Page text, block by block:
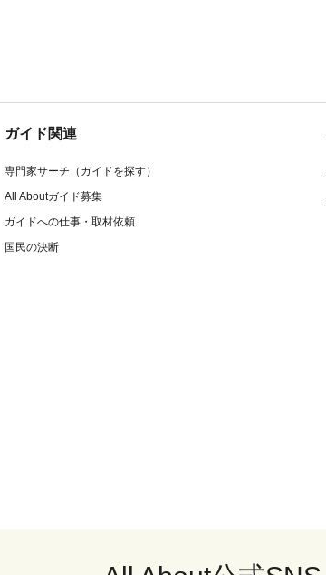
ガイド関連
専門家サーチ（ガイドを探す）
All Aboutガイド募集
ガイドへの仕事・取材依頼
国民の決断